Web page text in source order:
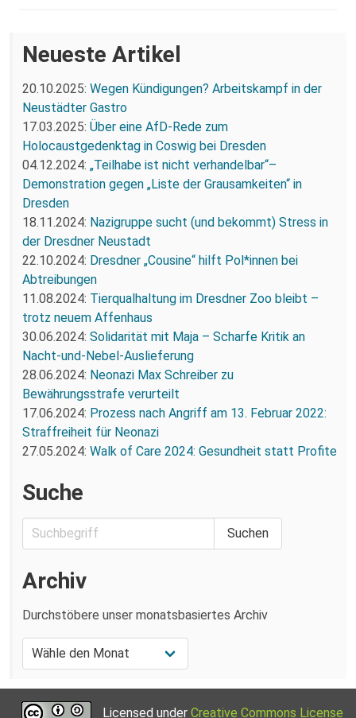
Neueste Artikel
20.10.2025: Wegen Kündigungen? Arbeitskampf in der
Neustädter Gastro
17.03.2025: Über eine AfD-Rede zum
Holocaustgedenktag in Coswig bei Dresden
04.12.2024: „Teilhabe ist nicht verhandelbar“–
Demonstration gegen „Liste der Grausamkeiten“ in
Dresden
18.11.2024: Nazigruppe sucht (und bekommt) Stress in
der Dresdner Neustadt
22.10.2024: Dresdner „Cousine“ hilft Pol*innen bei
Abtreibungen
11.08.2024: Tierqualhaltung im Dresdner Zoo bleibt –
trotz neuem Affenhaus
30.06.2024: Solidarität mit Maja – Scharfe Kritik an
Nacht-und-Nebel-Auslieferung
28.06.2024: Neonazi Max Schreiber zu
Bewährungsstrafe verurteilt
17.06.2024: Prozess nach Angriff am 13. Februar 2022:
Straffreiheit für Neonazi
27.05.2024: Walk of Care 2024: Gesundheit statt Profite
Suche
Archiv
Durchstöbere unser monatsbasiertes Archiv
Licensed under Creative Commons License